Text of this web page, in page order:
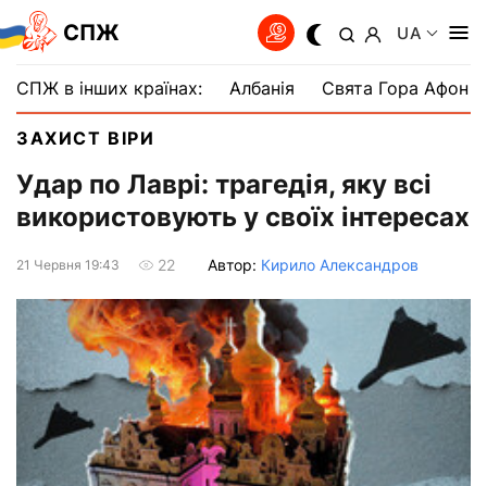
СПЖ UA
СПЖ в інших країнах: Албанія Свята Гора Афон
ЗАХИСТ ВІРИ
Удар по Лаврі: трагедія, яку всі
використовують у своїх інтересах
21 Червня 19:43 22 Автор: Кирило Александров